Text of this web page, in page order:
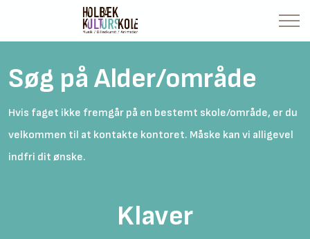
Søg på Alder/område
Hvis faget ikke fremgår på en bestemt skole/område, er du
velkommen til at kontakte kontoret. Måske kan vi alligevel
indfri dit ønske.
Klaver